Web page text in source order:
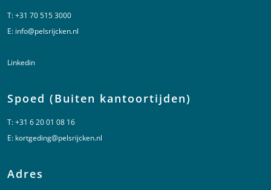
T:+31 70 515 3000
E: info@pelsrijcken.nl
Linkedin
Spoed (Buiten kantoortijden)
T:+31 6 20 01 08 16
E: kortgeding@pelsrijcken.nl
Adres